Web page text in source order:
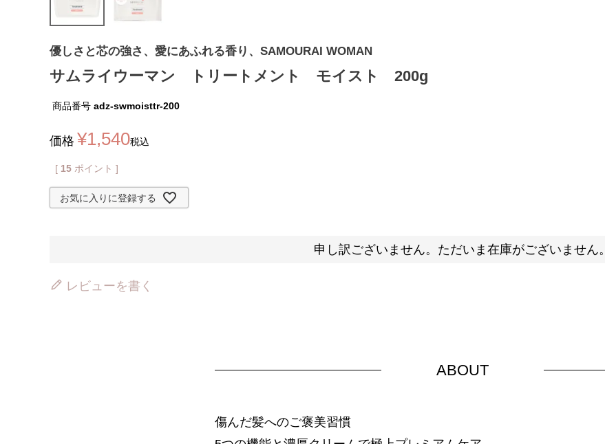
優しさと芯の強さ、愛にあふれる香り、SAMOURAI WOMAN
サムライウーマン トリートメント モイスト 200g
商品番号 adz-swmoisttr-200
価格 ¥1,540税込
[ 15 ポイント ]
お気に入りに登録する
申し訳ございません。ただいま在庫がございません。
レビューを書く
ABOUT
傷んだ髪へのご褒美習慣